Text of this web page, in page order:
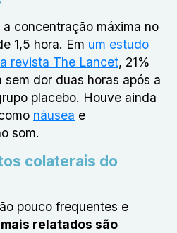
concentração máxima no
1,5 hora. Em um estudo
revista The Lancet, 21%
dor duas horas após a
placebo. Houve ainda
náusea e
som.
colaterais do
pouco frequentes e
mais relatados são